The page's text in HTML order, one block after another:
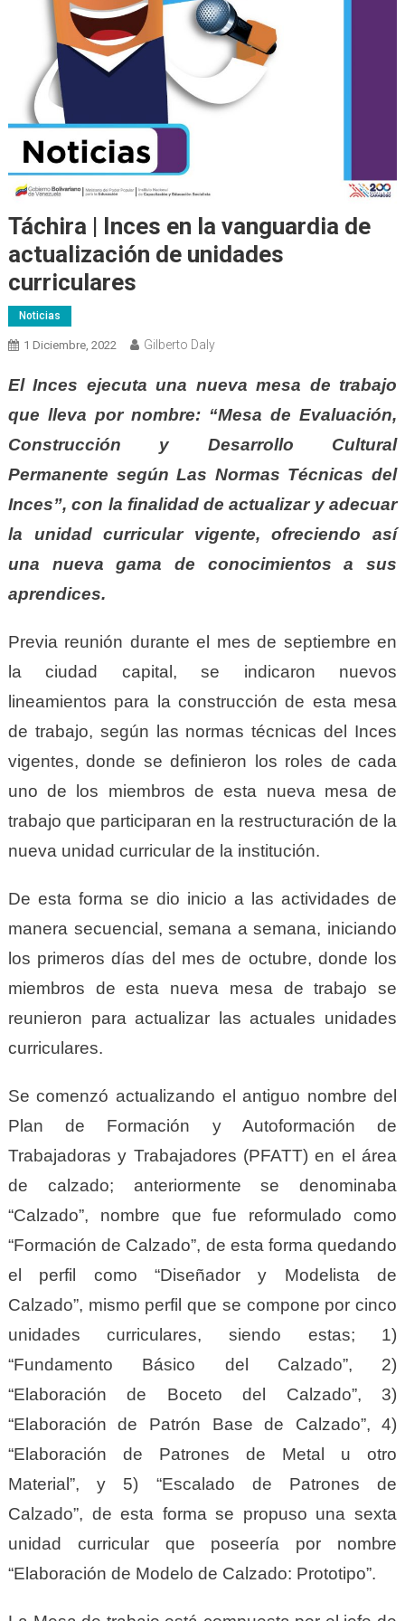
Táchira | Inces en la vanguardia de
actualización de unidades
curriculares
Noticias
1 Diciembre, 2022 Gilberto Daly
El Inces ejecuta una nueva mesa de trabajo
que lleva por nombre: “Mesa de Evaluación,
Construcción y Desarrollo Cultural
Permanente según Las Normas Técnicas del
Inces”, con la finalidad de actualizar y adecuar
la unidad curricular vigente, ofreciendo así
una nueva gama de conocimientos a sus
aprendices.
Previa reunión durante el mes de septiembre en
la ciudad capital, se indicaron nuevos
lineamientos para la construcción de esta mesa
de trabajo, según las normas técnicas del Inces
vigentes, donde se definieron los roles de cada
uno de los miembros de esta nueva mesa de
trabajo que participaran en la restructuración de la
nueva unidad curricular de la institución.
De esta forma se dio inicio a las actividades de
manera secuencial, semana a semana, iniciando
los primeros días del mes de octubre, donde los
miembros de esta nueva mesa de trabajo se
reunieron para actualizar las actuales unidades
curriculares.
Se comenzó actualizando el antiguo nombre del
Plan de Formación y Autoformación de
Trabajadoras y Trabajadores (PFATT) en el área
de calzado; anteriormente se denominaba
“Calzado”, nombre que fue reformulado como
“Formación de Calzado”, de esta forma quedando
el perfil como “Diseñador y Modelista de
Calzado”, mismo perfil que se compone por cinco
unidades curriculares, siendo estas; 1)
“Fundamento Básico del Calzado”, 2)
“Elaboración de Boceto del Calzado”, 3)
“Elaboración de Patrón Base de Calzado”, 4)
“Elaboración de Patrones de Metal u otro
Material”, y 5) “Escalado de Patrones de
Calzado”, de esta forma se propuso una sexta
unidad curricular que poseería por nombre
“Elaboración de Modelo de Calzado: Prototipo”.